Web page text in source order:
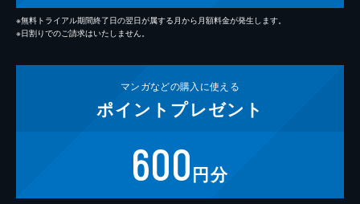
※無料トライアル期間終了日の翌日が属する月から月額料金が発生します。
※日割りでのご請求はいたしません。
マンガなどの購入に使える
ポイント プレゼント
600円分